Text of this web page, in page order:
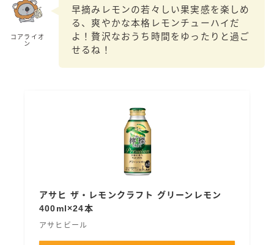
すみか
タンチュー
コカ・コーラ
その他メーカー
素滴しぼり
コアライオ
ン
早摘みレモンの若々しい果実感を楽しめ
る、爽やかな本格レモンチューハイだ
よ！贅沢なおうち時間をゆったりと過ご
せるね！
アサヒ ザ・レモンクラフト グリーンレモン
400ml×24本
アサヒビール